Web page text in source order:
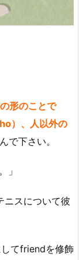
形のことで
）、人以外の
で下さい。
」
スについて彼
てfriendを修飾